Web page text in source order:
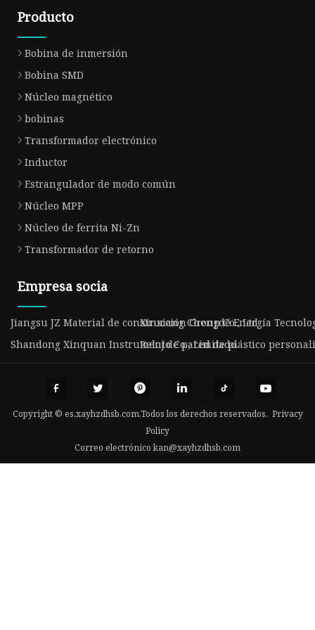
Producto
Bobina de inmersión
Bobina SMD
Núcleo magnético
bobinas
Transformador electrónico
Inductor
Estrangulador de modo común
Núcleo MPP
Núcleo de ferrita Ni-Zn
Transformador de retorno
Empresa socia
Jiangsu JZ Material de construcción Group Co., Ltd
Xinxiang Chengdé Energía
Shandong Xinquan Instrumento Co., Limitado.
Reloj de pared de plástico
Copyright © es.xayhzdhsb.com,Todos los derechos reservados. Privacy
Policy
Correo electrónicokan@xayhzdhsb.com